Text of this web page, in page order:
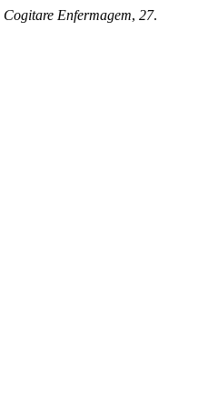
Cogitare Enfermagem, 27.